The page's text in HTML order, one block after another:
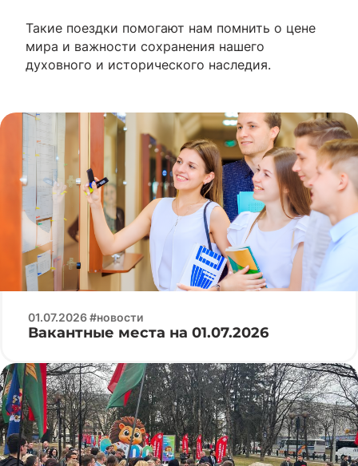
Такие поездки помогают нам помнить о цене
мира и важности сохранения нашего
духовного и исторического наследия.
01.07.2026 #новости
Вакантные места на 01.07.2026